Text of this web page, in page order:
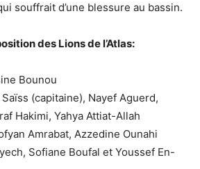
souffrait d’une blessure au bassin.
des Lions de l’Atlas:
Bounou
(capitaine), Nayef Aguerd,
Hakimi, Yahya Attiat-Allah
Amrabat, Azzedine Ounahi
Sofiane Boufal et Youssef En-